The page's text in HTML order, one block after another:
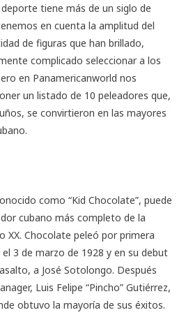
tiene más de un siglo de
en cuenta la amplitud del
de figuras que han brillado,
complicado seleccionar a los
en Panamericanworld nos
un listado de 10 peleadores que,
se convirtieron en las mayores
como “Kid Chocolate”, puede
cubano más completo de la
XX. Chocolate peleó por primera
3 de marzo de 1928 y en su debut
a José Sotolongo. Después
Luis Felipe “Pincho” Gutiérrez,
obtuvo la mayoría de sus éxitos.